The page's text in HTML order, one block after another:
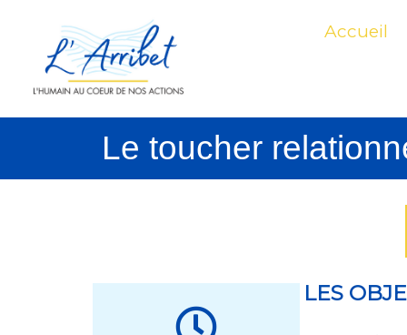
contenu
Accueil
Le toucher
LES